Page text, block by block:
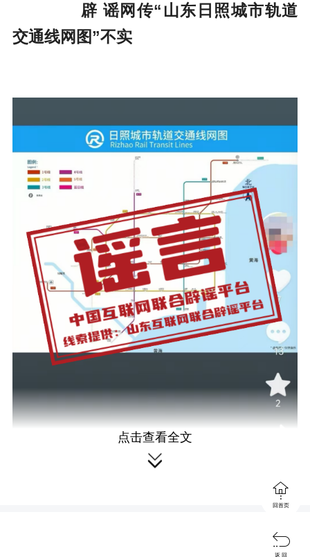
辟 谣网传“山东日照城市轨道
交通线网图”不实
近日，有网民在短视频平台
点击查看全文


回首页

返 回